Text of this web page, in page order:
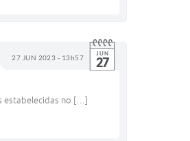
27 JUN 2023 - 13h57 JUN
27
estabelecidas no […]